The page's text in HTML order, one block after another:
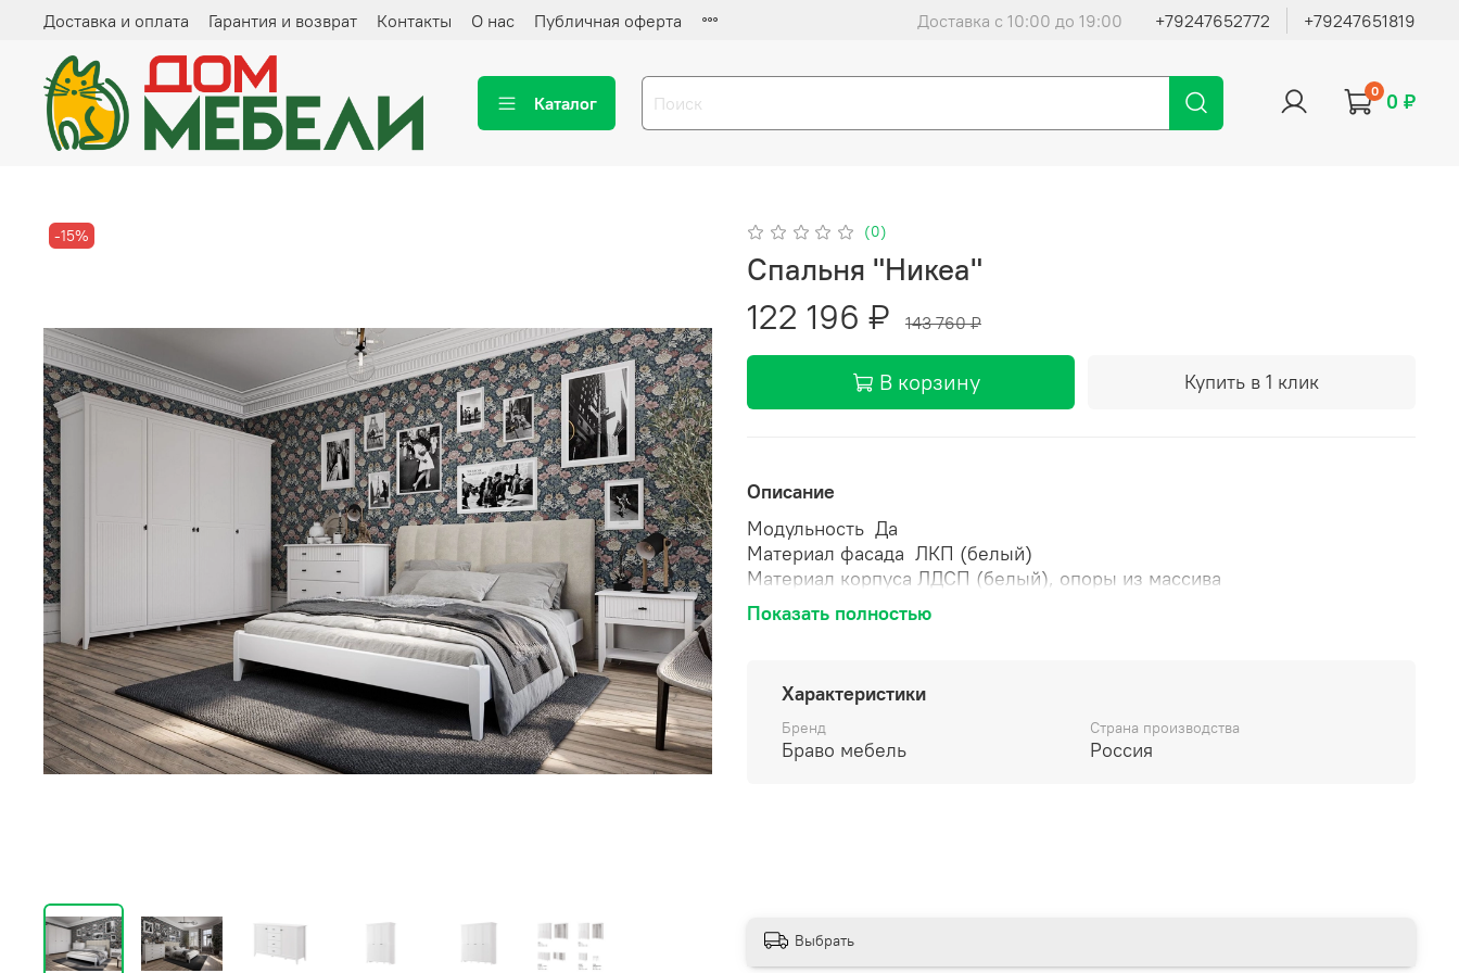
Доставка и оплата Гарантия и возврат Контакты О нас Публичная оферта Доставка с 10:00 до 19:00 +79247652772 +79247651819
Каталог
0 0 ₽
-15% (0)
Спальня "Никеа"
122 196 ₽ 143 760 ₽
В корзину Купить в 1 клик
Описание
Модульность Да
Материал фасада ЛКП (белый)
Материал корпуса ЛДСП (белый), опоры из массива
Цвет фасада
Цвет корпусаБелый
выдвижения
* Цена зависит от комплектации!!!
Показать полностью
Характеристики
Бренд
Браво мебель
Страна производства
Россия
Выбрать